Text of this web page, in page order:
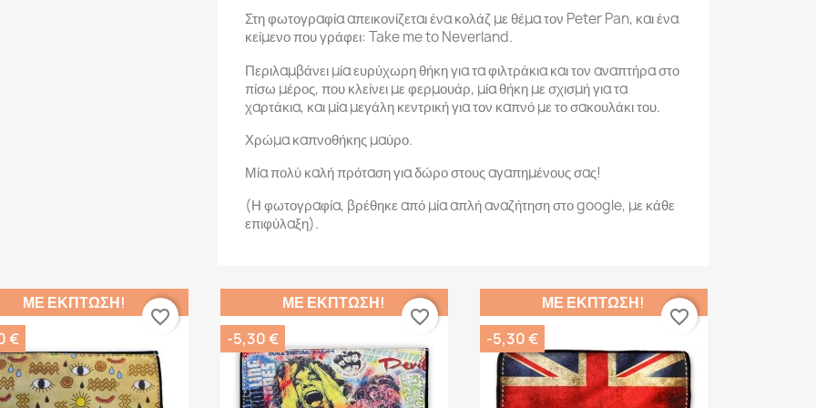
Στη φωτογραφία απεικονίζεται ένα κολάζ με θέμα τον Peter Pan, και ένα
κείμενο που γράφει: Take me to Neverland.
Περιλαμβάνει μία ευρύχωρη θήκη για τα φιλτράκια και τον αναπτήρα στο
πίσω μέρος, που κλείνει με φερμουάρ, μία θήκη με σχισμή για τα
χαρτάκια, και μία μεγάλη κεντρική για τον καπνό με το σακουλάκι του.
Χρώμα καπνοθήκης μαύρο.
Μία πολύ καλή πρόταση για δώρο στους αγαπημένους σας!
(Η φωτογραφία, βρέθηκε από μία απλή αναζήτηση στο google, με κάθε
επιφύλαξη).
ΜΕ ΈΚΠΤΩΣΗ!
€
favorite_border
ΜΕ ΈΚΠΤΩΣΗ!
-5,30 €
favorite_border
ΜΕ ΈΚΠΤΩΣΗ!
-5,30 €
favorite_border